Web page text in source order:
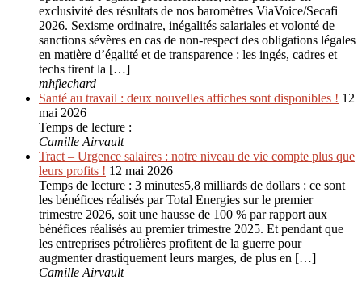
exclusivité des résultats de nos baromètres ViaVoice/Secafi
2026. Sexisme ordinaire, inégalités salariales et volonté de
sanctions sévères en cas de non-respect des obligations légales
en matière d’égalité et de transparence : les ingés, cadres et
techs tirent la […]
mhflechard
Santé au travail : deux nouvelles affiches sont disponibles ! 12
mai 2026
Temps de lecture :
Camille Airvault
Tract – Urgence salaires : notre niveau de vie compte plus que
leurs profits ! 12 mai 2026
Temps de lecture : 3 minutes5,8 milliards de dollars : ce sont
les bénéfices réalisés par Total Energies sur le premier
trimestre 2026, soit une hausse de 100 % par rapport aux
bénéfices réalisés au premier trimestre 2025. Et pendant que
les entreprises pétrolières profitent de la guerre pour
augmenter drastiquement leurs marges, de plus en […]
Camille Airvault